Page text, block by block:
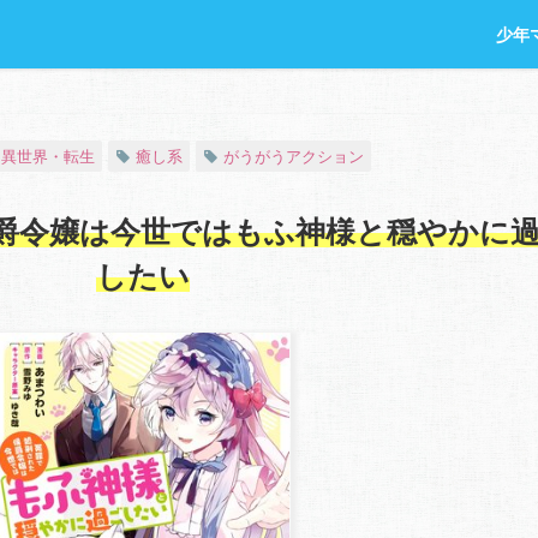
少年
異世界・転生 癒し系 がうがうアクション
令嬢は今世ではもふ神様と穏やかに
したい